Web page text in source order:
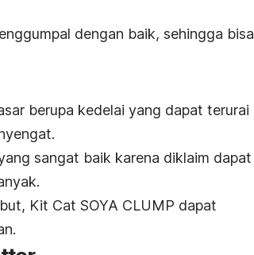
dengan baik, sehingga bisa
berupa kedelai yang dapat terurai
sangat baik karena diklaim dapat
Kit Cat SOYA CLUMP dapat